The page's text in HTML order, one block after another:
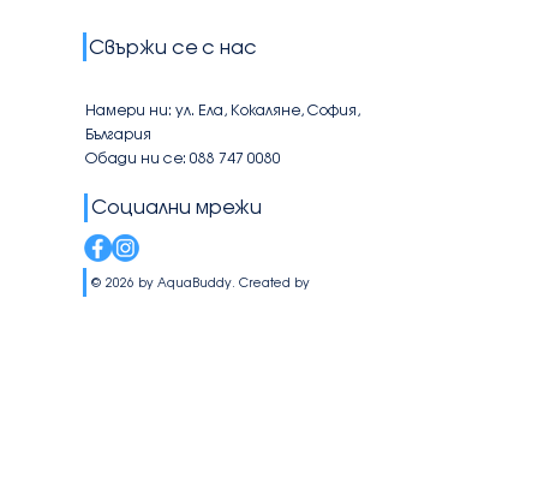
Свържи се с нас
Намери ни: ул. Ела, Кокаляне, София,
България
Обади ни се: 088 747 0080
Социални мрежи
© 2026 by AquaBuddy. Created by